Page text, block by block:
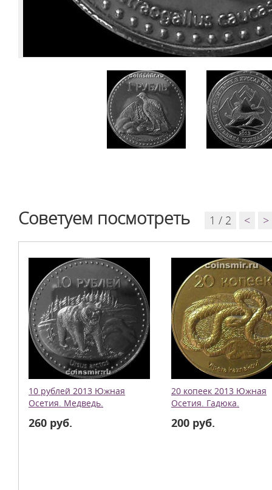
Советуем посмотреть 1 / 2 < >
10 рублей 2013 Южная
Осетия. Медведь.
260 руб.
20 копеек 2013 Южная
Осетия. Гадюка.
200 руб.